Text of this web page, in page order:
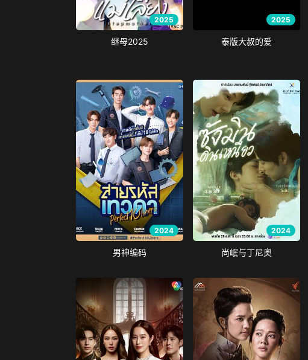
2025
继母2025
2025
泰版大叔的爱
2024
男神编码
2024
尚岷与丁尼奥